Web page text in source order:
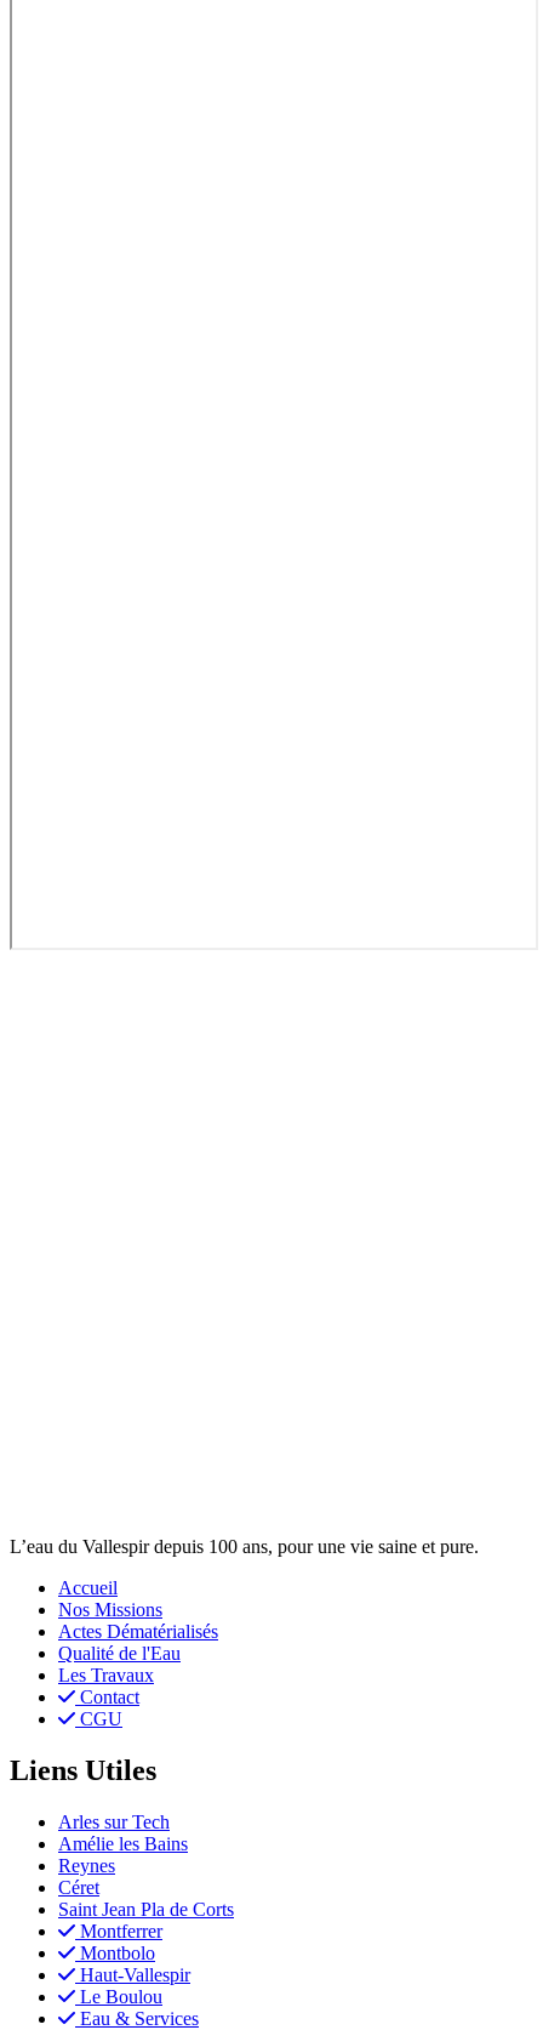
L’eau du Vallespir depuis 100 ans, pour une vie saine et pure.
Accueil
Nos Missions
Actes Dématérialisés
Qualité de l'Eau
Les Travaux
Contact
CGU
Liens Utiles
Arles sur Tech
Amélie les Bains
Reynes
Céret
Saint Jean Pla de Corts
Montferrer
Montbolo
Haut-Vallespir
Le Boulou
Eau & Services